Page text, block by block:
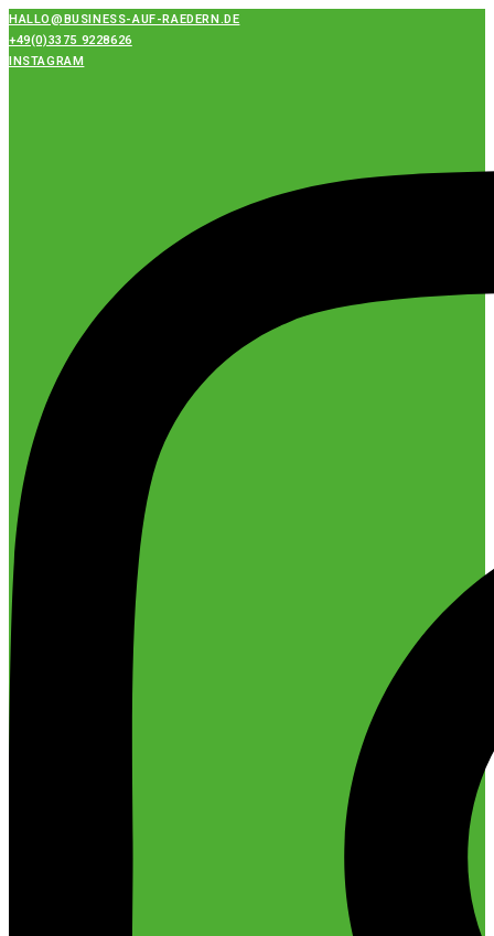
Zum
Inhalt
HALLO@BUSINESS-AUF-RAEDERN.DE
+49(0)3375 9228626
INSTAGRAM